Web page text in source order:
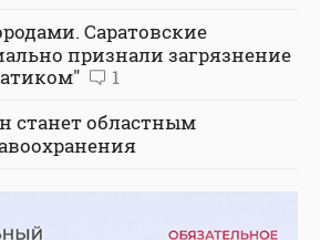
Саратовские
признали загрязнение
1
станет областным